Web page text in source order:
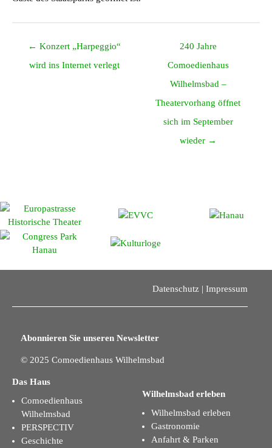
← Konzert „Harpeggio“
wird ins Internet verlegt
240 Jahre
Comoedienhaus
Wilhelmsbad –
Theatervorhang öffnet
sich im September
wieder →
Datenschutz | Impressum
Abonnieren Sie unseren Newsletter
© 2025 Comoedienhaus Wilhelmsbad
Das Haus
Comoedienhaus
Wilhelmsbad
PERSPECTIV
Geschichte
Wilhelmsbad erleben
Wilhelmsbad erleben
Gastronomie
Anfahrt & Parken